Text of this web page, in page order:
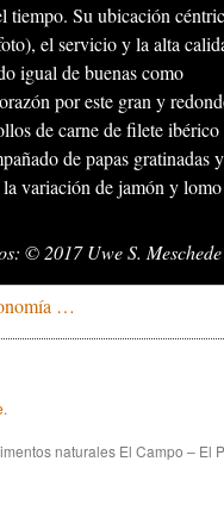
tiempo. Su ubicación
el servicio y la alta
igual de buenas como
por este gran y
de carne de filete ibérico
de papas gratinadas y
variación de jamón y lomo
© 2017 Uwe S. Meschede
…
.
naturales El Campo – El